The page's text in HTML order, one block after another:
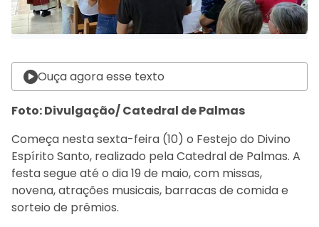
Ouça agora esse texto
Foto: Divulgação/ Catedral de Palmas
Começa nesta sexta-feira (10) o Festejo do Divino
Espírito Santo, realizado pela Catedral de Palmas. A
festa segue até o dia 19 de maio, com missas,
novena, atrações musicais, barracas de comida e
sorteio de prêmios.